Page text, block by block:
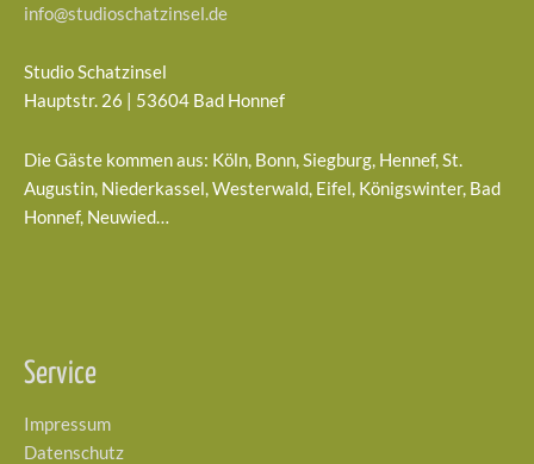
info@studioschatzinsel.de
Studio Schatzinsel
Hauptstr. 26 | 53604 Bad Honnef
Die Gäste kommen aus: Köln, Bonn, Siegburg, Hennef, St.
Augustin, Niederkassel, Westerwald, Eifel, Königswinter, Bad
Honnef, Neuwied…
Service
Impressum
Datenschutz